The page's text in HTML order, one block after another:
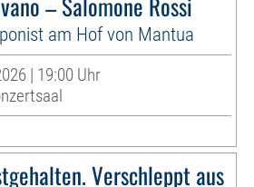
am Hof von Mantua
| 19:00 Uhr
Verschleppt aus